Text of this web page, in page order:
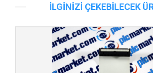
İLGINİZİ ÇEKEBİLECEK